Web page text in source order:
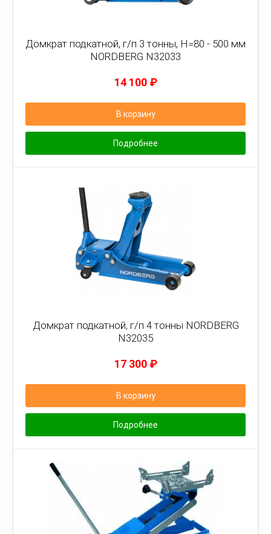
Домкрат подкатной, г/п 3 тонны, H=80 - 500 мм
NORDBERG N32033
14 100 ₽
В корзину
Подробнее
Домкрат подкатной, г/п 4 тонны NORDBERG
N32035
17 300 ₽
В корзину
Подробнее